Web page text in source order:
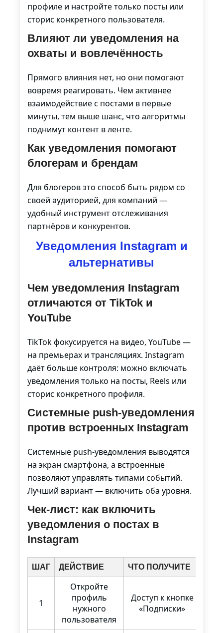
профиле и настройте только посты или
сторис конкретного пользователя.
Влияют ли уведомления на
охваты и вовлечённость
Прямого влияния нет, но они помогают
вовремя реагировать. Чем активнее
взаимодействие с постами в первые
минуты, тем выше шанс, что алгоритмы
поднимут контент в ленте.
Как уведомления помогают
блогерам и брендам
Для блогеров это способ быть рядом со
своей аудиторией, для компаний —
удобный инструмент отслеживания
партнёров и конкурентов.
Уведомления Instagram и
альтернативы
Чем уведомления Instagram
отличаются от TikTok и
YouTube
TikTok фокусируется на видео, YouTube —
на премьерах и трансляциях. Instagram
даёт больше контроля: можно включать
уведомления только на посты, Reels или
сторис конкретного профиля.
Системные push-уведомления
против встроенных Instagram
Системные push-уведомления выводятся
на экран смартфона, а встроенные
позволяют управлять типами событий.
Лучший вариант — включить оба уровня.
Чек-лист: как включить
уведомления о постах в
Instagram
ШАГ ДЕЙСТВИЕ ЧТО ПОЛУЧИТЕ
1
Откройте
профиль
нужного
пользователя
Доступ к кнопке
«Подписки»